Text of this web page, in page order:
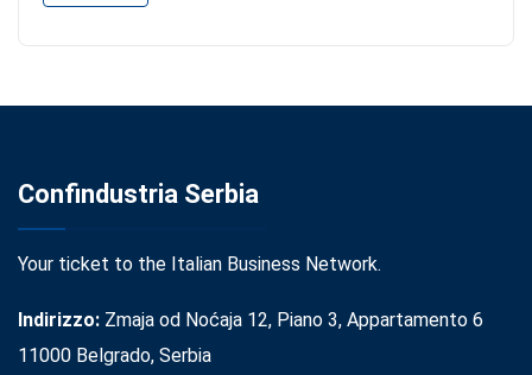
Confindustria Serbia
Your ticket to the Italian Business Network.
Indirizzo: Zmaja od Noćaja 12, Piano 3, Appartamento 6
11000 Belgrado, Serbia